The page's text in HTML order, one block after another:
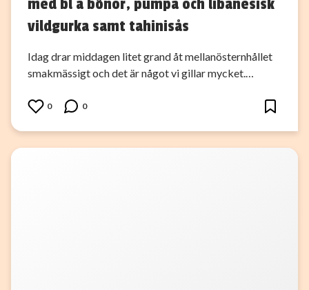
med bl a bönor, pumpa och libanesisk
vildgurka samt tahinisås
Idag drar middagen litet grand åt mellanösternhållet
smakmässigt och det är något vi gillar mycket.…
0 0